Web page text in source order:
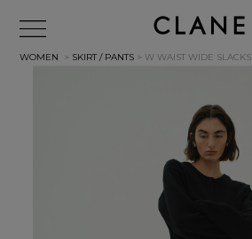
WOMEN > SKIRT / PANTS > W WAIST WIDE SLACKS